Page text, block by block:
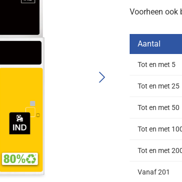
Voorheen ook
Aantal
Tot en met 5
Tot en met 25
Tot en met 50
Tot en met
Tot en met
Vanaf201